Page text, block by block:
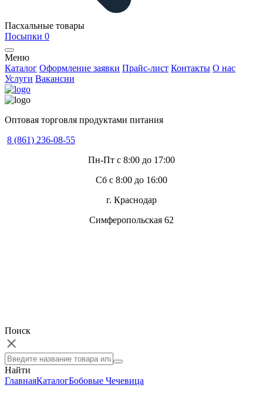
Пасхальные товары
Посыпки 0
Меню
Каталог Оформление заявки Прайс-лист Контакты О нас
Услуги Вакансии
Оптовая торговля продуктами питания
8 (861) 236-08-55
Пн-Пт с 8:00 до 17:00
Сб с 8:00 до 16:00
г. Краснодар
Симферопольская 62
Поиск
Найти
ГлавнаяКаталогБобовые Чечевица